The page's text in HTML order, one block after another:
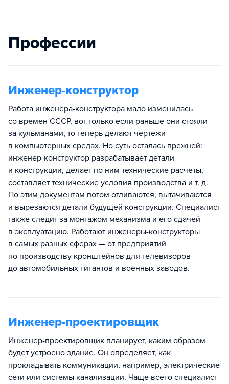
Профессии
Инженер-конструктор
Работа инженера-конструктора мало изменилась
со времен СССР, вот только если раньше они стояли
за кульманами, то теперь делают чертежи
в компьютерных средах. Но суть осталась прежней:
инженер-конструктор разрабатывает детали
и конструкции, делает по ним технические расчеты,
составляет технические условия производства и т. д.
По этим документам потом отливаются, вытачиваются
и вырезаются детали будущей конструкции. Специалист
также следит за монтажом механизма и его сдачей
в эксплуатацию. Работают инженеры-конструкторы
в самых разных сферах — от предприятий
по производству кронштейнов для телевизоров
до автомобильных гигантов и военных заводов.
Инженер-проектировщик
Инженер-проектировщик планирует, каким образом
будет устроено здание. Он определяет, как
прокладывать коммуникации, например, электрические
сети или системы канализации. Чаще всего специалист